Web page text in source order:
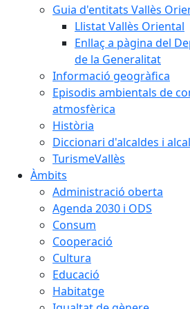
Guia d'entitats Vallès
Llistat Vallès Oriental
Enllaç a pàgina del
de la Generalitat
Informació geogràfica
Episodis ambientals de
atmosfèrica
Història
Diccionari d'alcaldes i
TurismeVallès
Àmbits
Administració oberta
Agenda 2030 i ODS
Consum
Cooperació
Cultura
Educació
Habitatge